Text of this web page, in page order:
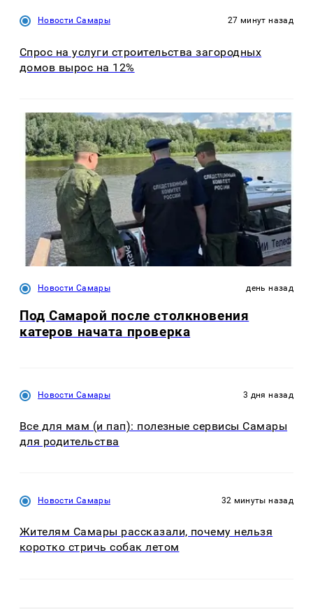
Новости Самары 27 минут назад
Спрос на услуги строительства загородных
домов вырос на 12%
Новости Самары день назад
Под Самарой после столкновения
катеров начата проверка
Новости Самары 3 дня назад
Все для мам (и пап): полезные сервисы Самары
для родительства
Новости Самары 32 минуты назад
Жителям Самары рассказали, почему нельзя
коротко стричь собак летом